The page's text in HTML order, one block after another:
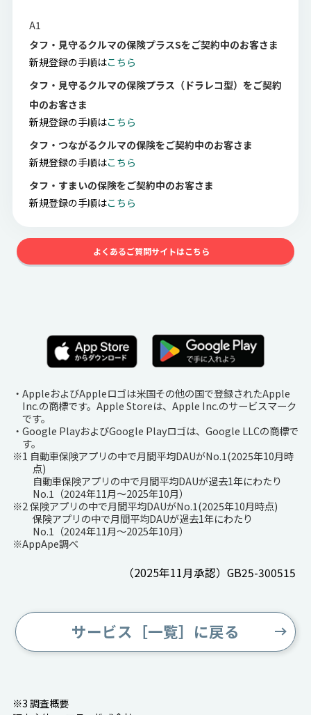
A1
タフ・見守るクルマの保険プラスSをご契約中のお客さま
新規登録の手順はこちら
タフ・見守るクルマの保険プラス（ドラレコ型）をご契約
中のお客さま
新規登録の手順はこちら
タフ・つながるクルマの保険をご契約中のお客さま
新規登録の手順はこちら
タフ・すまいの保険をご契約中のお客さま
新規登録の手順はこちら
よくあるご質問サイトはこちら
・AppleおよびAppleロゴは米国その他の国で登録されたApple
Inc.の商標です。Apple Storeは、Apple Inc.のサービスマーク
です。
・Google PlayおよびGoogle Playロゴは、Google LLCの商標で
す。
※1 自動車保険アプリの中で月間平均DAUがNo.1(2025年10月時
点)
自動車保険アプリの中で月間平均DAUが過去1年にわたり
No.1（2024年11月～2025年10月）
※2 保険アプリの中で月間平均DAUがNo.1(2025年10月時点)
保険アプリの中で月間平均DAUが過去1年にわたり
No.1（2024年11月～2025年10月）
※AppApe調べ
（2025年11月承認）GB25-300515
サービス［一覧］に戻る
※3 調査概要